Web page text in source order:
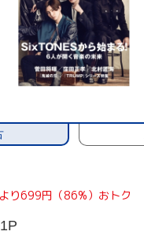
り699円（86%）おトク
1P